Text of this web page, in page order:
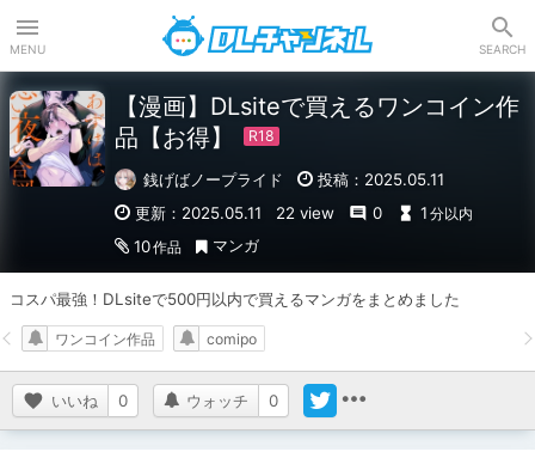
MENU SEARCH
【漫画】DLsiteで買えるワンコイン作
品【お得】
銭げばノープライド
投稿：2025.05.11
更新：2025.05.11
22 view 0 1 分以内
10作品 マンガ
コスパ最強！DLsiteで500円以内で買えるマンガをまとめました
いいね 0 ウォッチ 0
ワンコイン作品 comipo